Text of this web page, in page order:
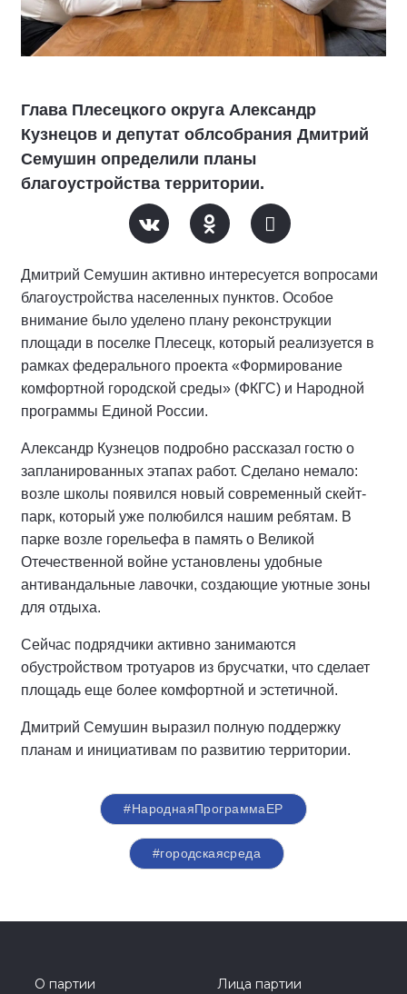
Глава Плесецкого округа Александр
Кузнецов и депутат облсобрания Дмитрий
Семушин определили планы
благоустройства территории.
Дмитрий Семушин активно интересуется вопросами
благоустройства населенных пунктов. Особое
внимание было уделено плану реконструкции
площади в поселке Плесецк, который реализуется в
рамках федерального проекта «Формирование
комфортной городской среды» (ФКГС) и Народной
программы Единой России.
Александр Кузнецов подробно рассказал гостю о
запланированных этапах работ. Сделано немало:
возле школы появился новый современный скейт-
парк, который уже полюбился нашим ребятам. В
парке возле горельефа в память о Великой
Отечественной войне установлены удобные
антивандальные лавочки, создающие уютные зоны
для отдыха.
Сейчас подрядчики активно занимаются
обустройством тротуаров из брусчатки, что сделает
площадь еще более комфортной и эстетичной.
Дмитрий Семушин выразил полную поддержку
планам и инициативам по развитию территории.
#НароднаяПрограммаЕР
#городскаясреда
О партии
Лица партии